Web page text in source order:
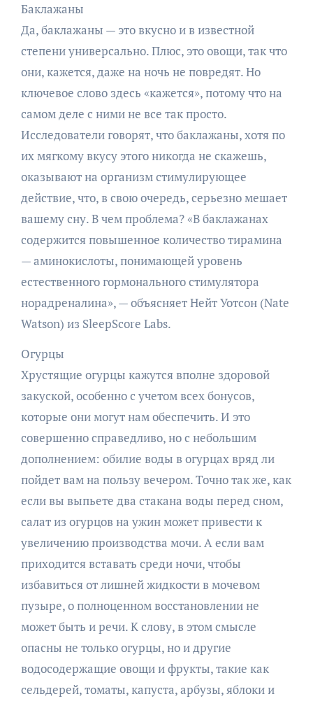
Баклажаны
Да, баклажаны — это вкусно и в известной
степени универсально. Плюс, это овощи, так что
они, кажется, даже на ночь не повредят. Но
ключевое слово здесь «кажется», потому что на
самом деле с ними не все так просто.
Исследователи говорят, что баклажаны, хотя по
их мягкому вкусу этого никогда не скажешь,
оказывают на организм стимулирующее
действие, что, в свою очередь, серьезно мешает
вашему сну. В чем проблема? «В баклажанах
содержится повышенное количество тирамина
— аминокислоты, понимающей уровень
естественного гормонального стимулятора
норадреналина», — объясняет Нейт Уотсон (Nate
Watson) из SleepScore Labs.
Огурцы
Хрустящие огурцы кажутся вполне здоровой
закуской, особенно с учетом всех бонусов,
которые они могут нам обеспечить. И это
совершенно справедливо, но с небольшим
дополнением: обилие воды в огурцах вряд ли
пойдет вам на пользу вечером. Точно так же, как
если вы выпьете два стакана воды перед сном,
салат из огурцов на ужин может привести к
увеличению производства мочи. А если вам
приходится вставать среди ночи, чтобы
избавиться от лишней жидкости в мочевом
пузыре, о полноценном восстановлении не
может быть и речи. К слову, в этом смысле
опасны не только огурцы, но и другие
водосодержащие овощи и фрукты, такие как
сельдерей, томаты, капуста, арбузы, яблоки и